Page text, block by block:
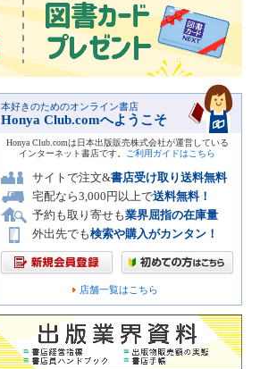
本好きのためのオンライン書店
Honya Club.comへようこそ
Honya Club.comは日本出版販売株式会社が運営している
インターネット書店です。
ご利用ガイドはこちら
サイトで注文&書店受け取り送料無料
宅配なら3,000円以上で送料無料！
予約も取り寄せも業界屈指の在庫量
外出先でも検索や購入がカンタン！
店舗一覧はこちら